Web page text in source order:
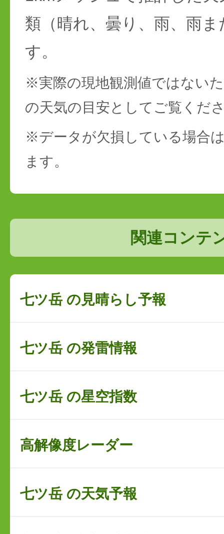
類（晴れ、曇り、雨、雨
す。
※実際の現地観測値ではない
の天気の目安としてご覧くだ
※データが欠損している場合
ます。
関連コンテ
七ツ岳 の見晴らし予報
七ツ岳 の発雷情報
七ツ岳 の星空指数
高解像度レーダー
七ツ岳 の天気予報